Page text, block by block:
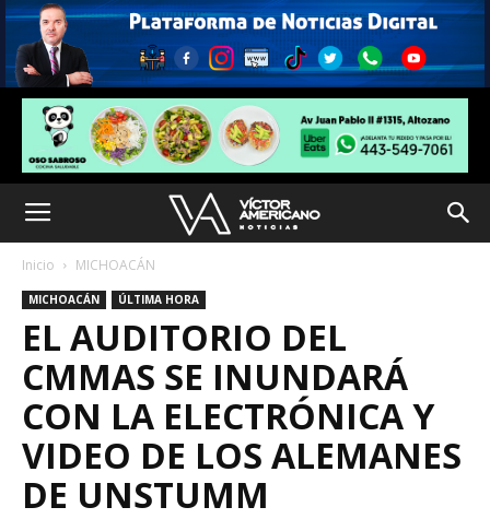
Inicio MICHOACÁN
MICHOACÁN ÚLTIMA HORA
EL AUDITORIO DEL
CMMAS SE INUNDARÁ
CON LA ELECTRÓNICA Y
VIDEO DE LOS ALEMANES
DE UNSTUMM